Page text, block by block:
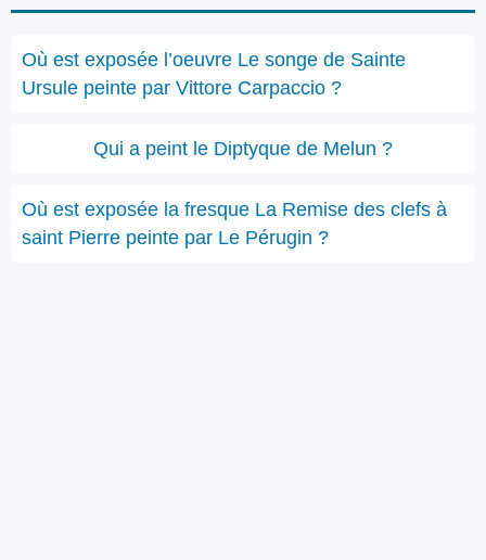
Où est exposée l’oeuvre Le songe de Sainte
Ursule peinte par Vittore Carpaccio ?
Qui a peint le Diptyque de Melun ?
Où est exposée la fresque La Remise des clefs à
saint Pierre peinte par Le Pérugin ?